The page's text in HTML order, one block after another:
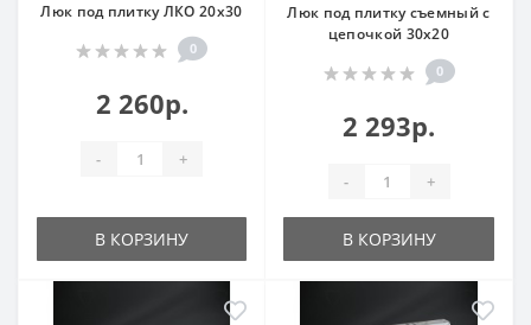
Люк под плитку ЛКО 20x30
0
2 260р.
- +
В КОРЗИНУ
Люк под плитку съемный с
цепочкой 30x20
0
2 293р.
- +
В КОРЗИНУ